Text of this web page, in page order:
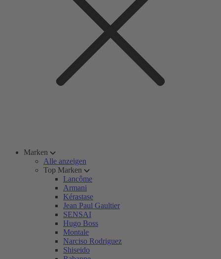
Marken
Alle anzeigen
Top Marken
Lancôme
Armani
Kérastase
Jean Paul Gaultier
SENSAI
Hugo Boss
Montale
Narciso Rodriguez
Shiseido